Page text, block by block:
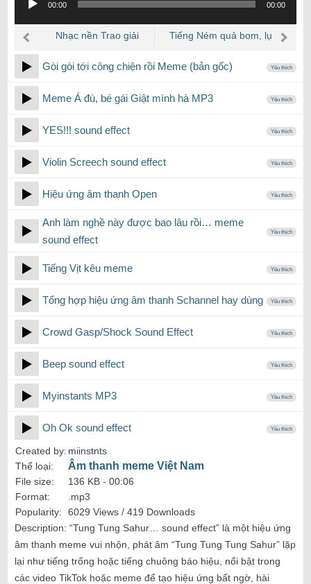
phát
âm
thanh
00:00 00:00
Nhạc nền Trao giải
Tiếng Ném quả bom, lụ
Gòi gòi tới công chiện rồi Meme (bản gốc) Yêu thích
Meme Á đù, bé gái Giật mình hà MP3 Yêu thích
YES!!! sound effect Yêu thích
Violin Screech sound effect Yêu thích
Hiệu ứng âm thanh Open Yêu thích
Anh làm nghề này được bao lâu rồi… meme
sound effect
Yêu thích
Tiếng Vịt kêu meme Yêu thích
Tổng hợp hiệu ứng âm thanh Schannel hay dùng Yêu thích
Crowd Gasp/Shock Sound Effect Yêu thích
Beep sound effect Yêu thích
Myinstants MP3 Yêu thích
Oh Ok sound effect Yêu thích
Created by: miinstnts
Thể loại:
Âm thanh meme Việt Nam
File size: 136 KB - 00:06
Format:
.mp3
Popularity:
6029 Views / 419 Downloads
Description: “Tung Tung Sahur… sound effect” là một hiệu ứng
âm thanh meme vui nhộn, phát âm “Tung Tung Tung Sahur” lặp
lại như tiếng trống hoặc tiếng chuông báo hiệu, nổi bật trong
các video TikTok hoặc meme để tạo hiệu ứng bất ngờ, hài